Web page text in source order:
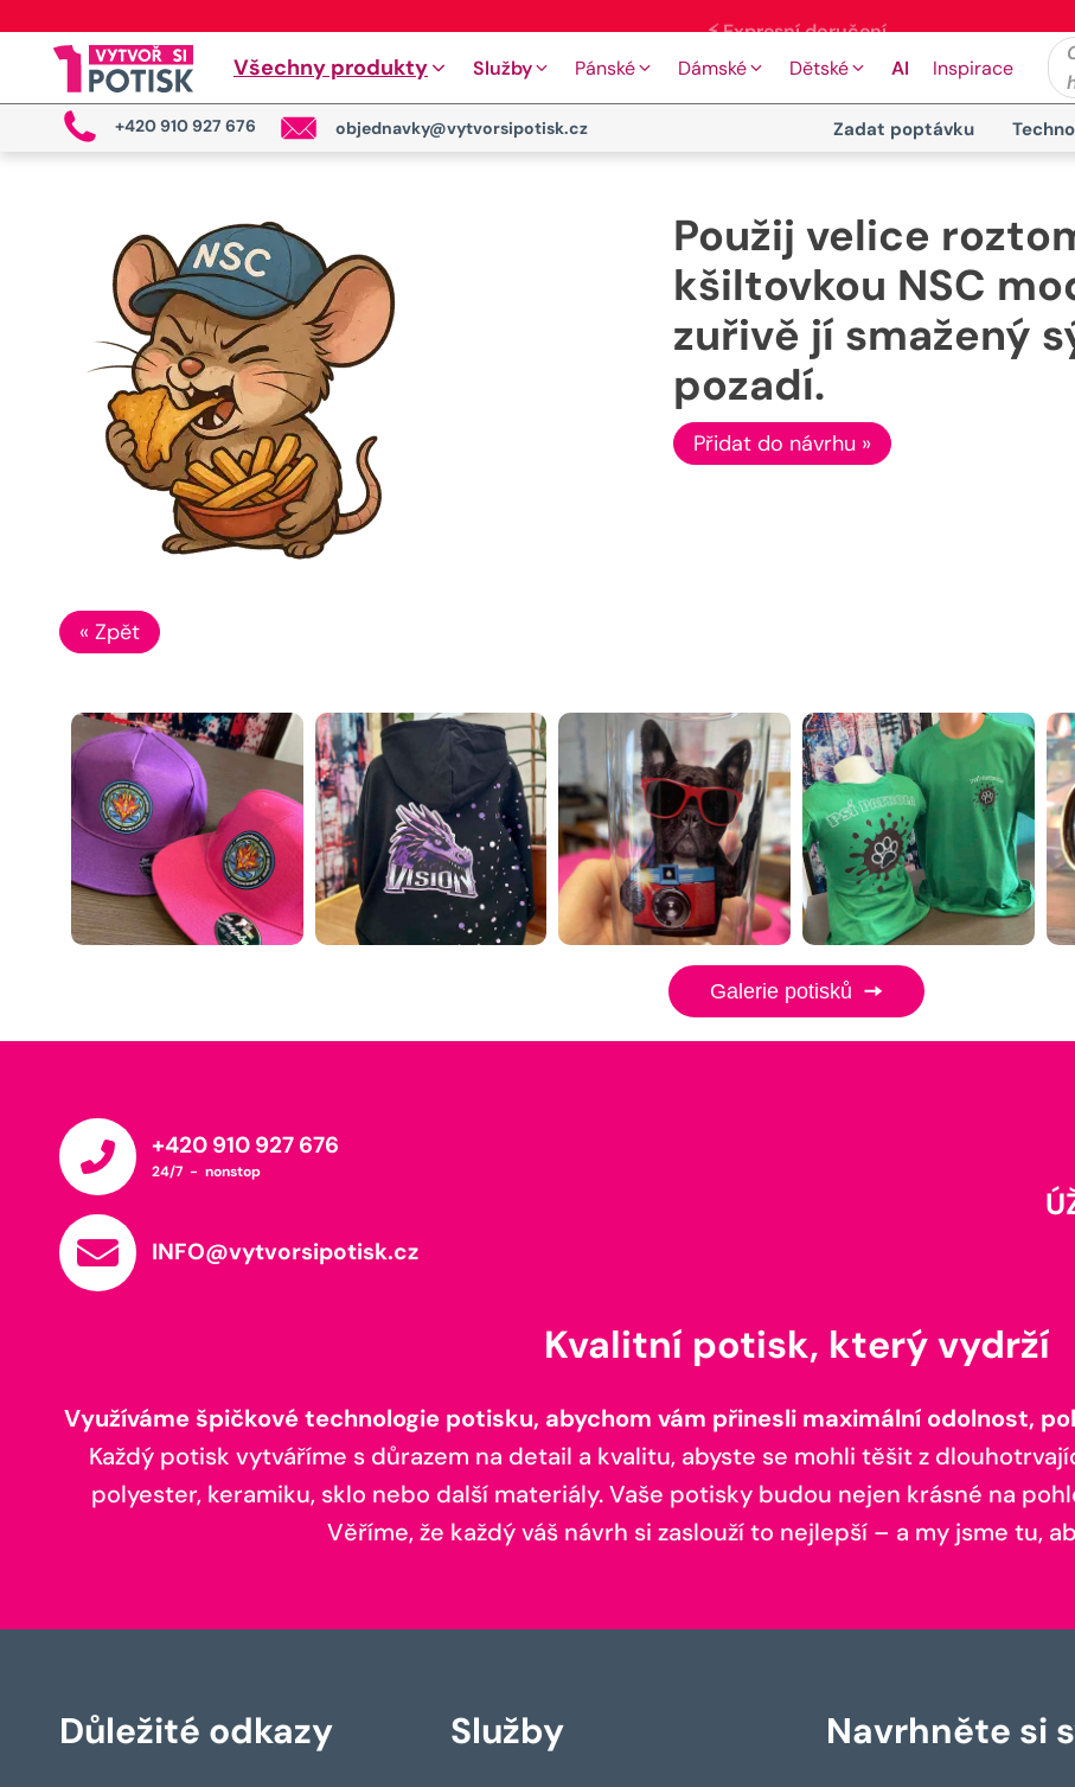
Všechny produkty Služby Pánské Dámské Dětské AI Inspirace
+420 910 927 676 objednavky@vytvorsipotisk.cz Zadat poptávku
Použij velice
kšiltovkou NSC
zuřivě jí smažený
pozadí.
Přidat do návrhu »
« Zpět
Galerie potisků
+420 910 927 676
24/7 - nonstop
INFO@vytvorsipotisk.cz
Kvalitní potisk, který vydrží
Využíváme špičkové technologie potisku, abychom vám přinesli maximální odolnost,
Každý potisk vytváříme s důrazem na detail a kvalitu, abyste se mohli těšit z
polyester, keramiku, sklo nebo další materiály. Vaše potisky budou nejen krásné na
Věříme, že každý váš návrh si zaslouží to nejlepší – a my jsme tu,
Důležité odkazy Služby Navrhněte si